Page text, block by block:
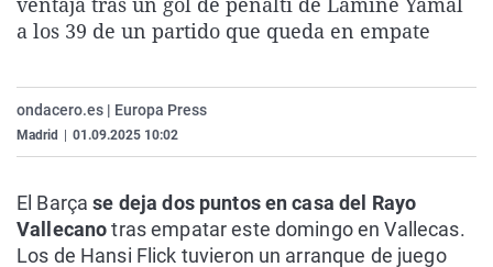
La rosa de los vientos
Como el perro y el
Caso
Equipo de
Extremadura
La Rioja
Virales
Elecciones
a los 39 de un partido que queda en empate
ondacero.es | Europa Press
Madrid 01.09.2025 10:02
El Barçase deja dos puntos en casa del Rayo
Vallecanotras empatar este domingo en Vallecas.
Los de Hansi Flick tuvieron un arranque de juego